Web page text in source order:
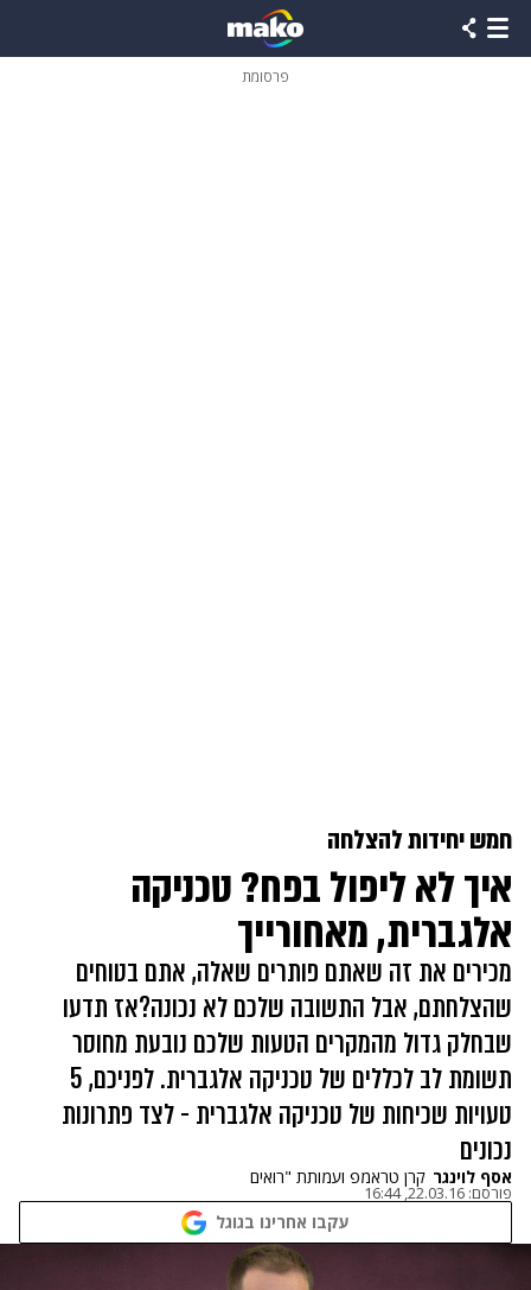
פרסומת
חמש יחידות להצלחה
איך לא ליפול בפח? טכניקה
אלגברית, מאחורייך
מכירים את זה שאתם פותרים שאלה, אתם בטוחים
שהצלחתם, אבל התשובה שלכם לא נכונה?אז תדעו
שבחלק גדול מהמקרים הטעות שלכם נובעת מחוסר
תשומת לב לכללים של טכניקה אלגברית. לפניכם, 5
טעויות שכיחות של טכניקה אלגברית - לצד פתרונות
נכונים
אסף לוינגר קרן טראמפ ועמותת "רואים
פורסם: 22.03.16, 16:44
עקבו אחרינו בגוגל